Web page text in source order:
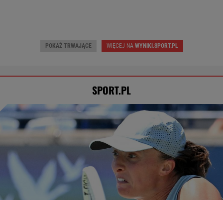
POKAŻ TRWAJĄCE WIĘCEJ NAWYNIKI.SPORT.PL
SPORT.PL